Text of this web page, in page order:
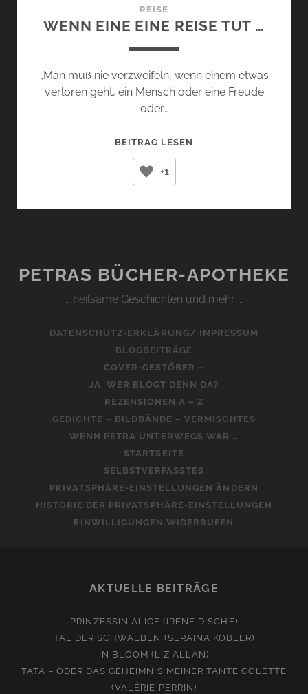
REISE
WENN EINE EINE REISE TUT …
„Man muß nie verzweifeln, wenn einem etwas
verloren geht, ein Mensch oder eine Freude
oder…
BEITRAG LESEN
TUT
+1
PETRAS BÜCHER-APOTHEKE
… heilsame Geschichten und mehr …
DATENSCHUTZ-ERKLÄRUNG/ IMPRESSUM
BLOGBEITRÄGE
COVER-GESTÖBER –
JA, WER BLOGT DENN DA?
REZENSIONEN A – Z
GEDICHTE – BILDBÄNDE – VERMISCHTES
WENN PETRA UNTERWEGS WAR …
STARTSEITE
SELBSTVERFASSTES
PRIVATSPHÄRE-EINSTELLUNGEN ÄNDERN
HISTORIE DER PRIVATSPHÄRE-EINSTELLUNGEN
EINWILLIGUNGEN WIDERRUFEN
AKTUELLE BEITRÄGE
PRINZESSIN ALICE (IRENE DISCHE)
TAL DER SCHWALBEN (SERAINA KOBLER)
IN BLOOM (LIZ ALLAN)
TATA – ODER DAS GEHEIMNIS MEINER TANTE COLETTE
(VALÉRIE PERRIN)